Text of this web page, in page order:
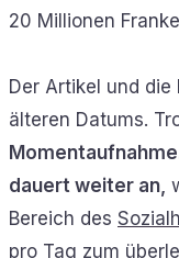
20 Millionen
Der Artikel und
älteren Datums.
dauert weiter an,
Bereich des
pro Tag zum